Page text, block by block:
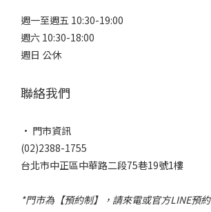
週一至週五 10:30-19:00
週六 10:30-18:00
週日 公休
聯絡我們
• 門市資訊
(02)2388-1755
台北市中正區中華路二段75巷19號1樓
*門市為【預約制】，請來電或官方LINE預約